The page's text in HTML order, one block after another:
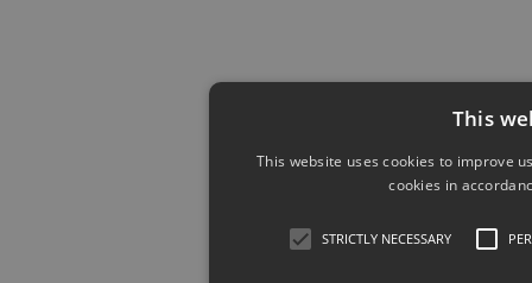
This
This website uses cookies to improve
cookies in
STRICTLY NECESSARY